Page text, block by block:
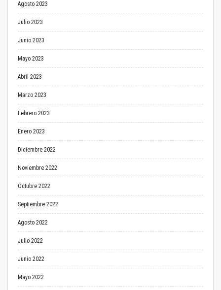
Agosto 2023
Julio 2023
Junio 2023
Mayo 2023
Abril 2023
Marzo 2023
Febrero 2023
Enero 2023
Diciembre 2022
Noviembre 2022
Octubre 2022
Septiembre 2022
Agosto 2022
Julio 2022
Junio 2022
Mayo 2022